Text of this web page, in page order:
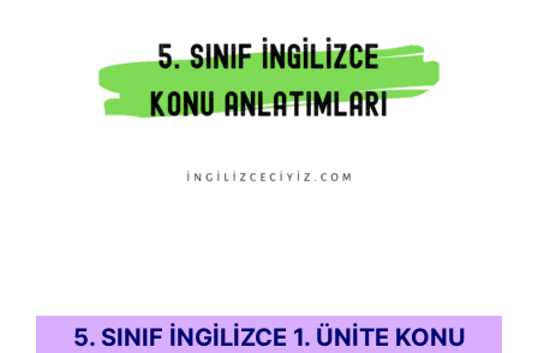
5. SINIF İNGİLİZCE 1. ÜNİTE KONU